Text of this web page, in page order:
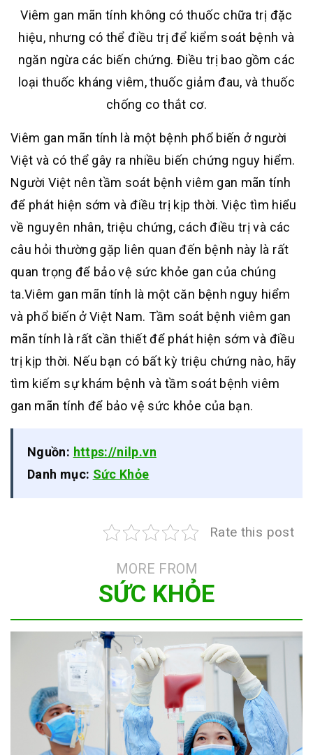
Viêm gan mãn tính không có thuốc chữa trị đặc
hiệu, nhưng có thể điều trị để kiểm soát bệnh và
ngăn ngừa các biến chứng. Điều trị bao gồm các
loại thuốc kháng viêm, thuốc giảm đau, và thuốc
chống co thắt cơ.
Viêm gan mãn tính là một bệnh phổ biến ở người
Việt và có thể gây ra nhiều biến chứng nguy hiểm.
Người Việt nên tầm soát bệnh viêm gan mãn tính
để phát hiện sớm và điều trị kịp thời. Việc tìm hiểu
về nguyên nhân, triệu chứng, cách điều trị và các
câu hỏi thường gặp liên quan đến bệnh này là rất
quan trọng để bảo vệ sức khỏe gan của chúng
ta.Viêm gan mãn tính là một căn bệnh nguy hiểm
và phổ biến ở Việt Nam. Tầm soát bệnh viêm gan
mãn tính là rất cần thiết để phát hiện sớm và điều
trị kịp thời. Nếu bạn có bất kỳ triệu chứng nào, hãy
tìm kiếm sự khám bệnh và tầm soát bệnh viêm
gan mãn tính để bảo vệ sức khỏe của bạn.
Nguồn: https://nilp.vn
Danh mục: Sức Khỏe
Rate this post
MORE FROM
SỨC KHỎE